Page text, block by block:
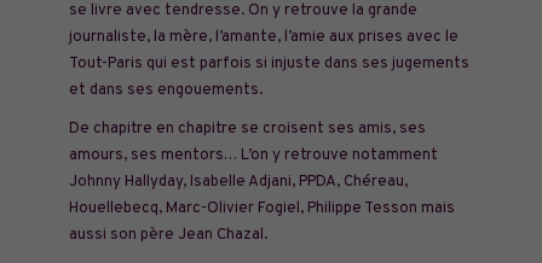
se livre avec tendresse. On y retrouve la grande
journaliste, la mère, l’amante, l’amie aux prises avec le
Tout-Paris qui est parfois si injuste dans ses jugements
et dans ses engouements.
De chapitre en chapitre se croisent ses amis, ses
amours, ses mentors… L’on y retrouve notamment
Johnny Hallyday, Isabelle Adjani, PPDA, Chéreau,
Houellebecq, Marc-Olivier Fogiel, Philippe Tesson mais
aussi son père Jean Chazal.